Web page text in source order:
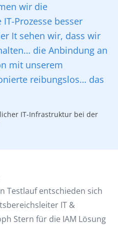
wir die
Prozesse besser
It sehen wir, dass wir
die Anbindung an
mit unserem
reibungslos… das
IT-Infrastruktur bei der
Testlauf entschieden sich
IT &
Stern für die IAM Lösung